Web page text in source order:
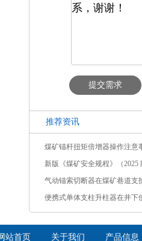
提交需求
推荐资讯
煤矿锚杆扭矩倍增器操作注意
新版《煤矿安全规程》（2025
气动锚索切断器在煤矿巷道支
便携式单体支柱升柱器在井下
站首页 关于我们 产品信息